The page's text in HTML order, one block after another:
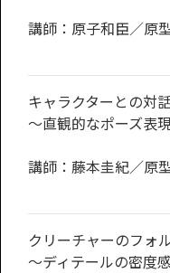
講師：原子和臣／原
キャラクターとの対
〜直観的なポーズ表
講師：藤本圭紀／原
クリーチャーのフォ
〜ディテールの密度